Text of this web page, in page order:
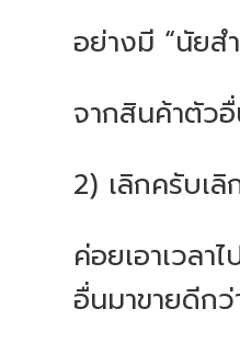
อย่างมี “นัยส
จากสินค้าตัวอื่
2) เลิกครับเ
ค่อยเอาเวลา
อื่นมาขายดีกว่